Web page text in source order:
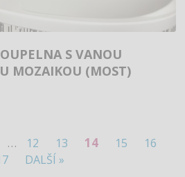
S VANOU
MOZAIKOU (MOST)
… 12 13 14 15
16
DALŠÍ »